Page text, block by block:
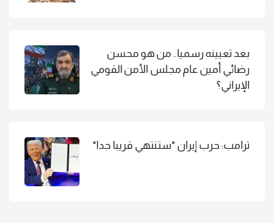
بعد تعيينه رسميا.. من هو محسن
رضائي أمين عام مجلس الأمن القومي
الإيراني؟
ترامب: حرب إيران "ستنتهي قريبا جدا"